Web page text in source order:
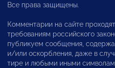
Все права защищены.
Комментарии на сайте
требованиям российского
публикуем сообщения,
и/или оскорбления, даже в
тире и любыми иными